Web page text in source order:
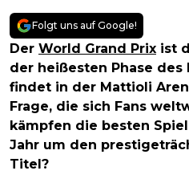
Folgt uns auf Google!
Der World Grand Prix ist
der heißesten Phase des
findet in der Mattioli
Frage, die sich Fans
kämpfen die besten
Jahr um den
Titel?